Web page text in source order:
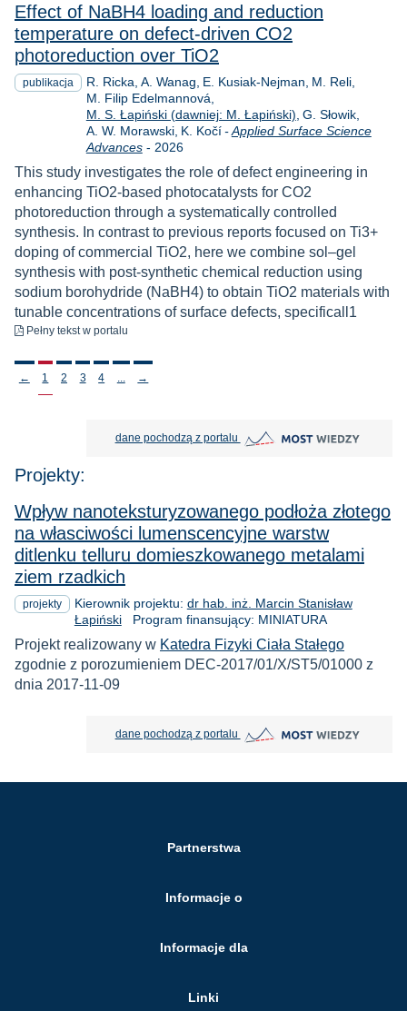
Effect of NaBH4 loading and reduction
temperature on defect-driven CO2
photoreduction over TiO2
publikacja R. Ricka A. Wanag E. Kusiak-Nejman M. Reli
M. Filip Edelmannová
M. S. Łapiński (dawniej: M. Łapiński) G. Słowik
A. W. Morawski K. Kočí -Applied Surface Science
Advances- Rok
2026
This study investigates the role of defect engineering in
enhancing TiO2-based photocatalysts for CO2
photoreduction through a systematically controlled
synthesis. In contrast to previous reports focused on Ti3+
doping of commercial TiO2, here we combine sol–gel
synthesis with post-synthetic chemical reduction using
sodium borohydride (NaBH4) to obtain TiO2 materials with
tunable concentrations of surface defects, specificall1
Pełny tekst do pobrania
w portalu
Stronicowanie
← 1 2 3 4 →
dane pochodzą z portalu MOST Wiedzy otwiera się w
Projekty:
Wpływ nanoteksturyzowanego podłoża złotego
na własciwości lumenscencyjne warstw
ditlenku telluru domieszkowanego metalami
ziem rzadkich
projekty Kierownik projektu: dr hab. inż. Marcin Stanisław
ŁapińskiProgram finansujący: MINIATURA
Projekt realizowany w Katedra Fizyki Ciała Stałego
zgodnie z porozumieniem DEC-2017/01/X/ST5/01000 z
dnia 2017-11-09
dane pochodzą z portalu MOST Wiedzy otwiera się w
Partnerstwa
Informacje o
Informacje dla
Linki